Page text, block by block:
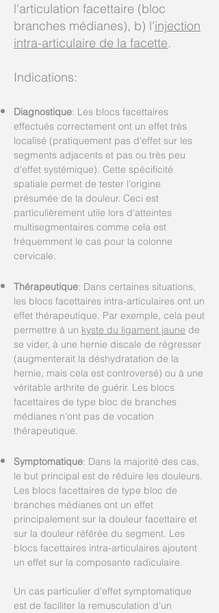
l'articulation facettaire (bloc
branches médianes), b) l'injection
intra-articulaire de la facette.
Indications:
Diagnostique: Les blocs facettaires
effectués correctement ont un effet très
localisé (pratiquement pas d'effet sur les
segments adjacents et pas ou très peu
d'effet systémique). Cette spécificité
spatiale permet de tester l'origine
présumée de la douleur. Ceci est
particulièrement utile lors d'atteintes
multisegmentaires comme cela est
fréquemment le cas pour la colonne
cervicale.
Thérapeutique: Dans certaines situations,
les blocs facettaires intra-articulaires ont un
effet thérapeutique. Par exemple, cela peut
permettre à un kyste du ligament jaune de
se vider, à une hernie discale de régresser
(augmenterait la déshydratation de la
hernie, mais cela est controversé) ou à une
véritable arthrite de guérir. Les blocs
facettaires de type bloc de branches
médianes n'ont pas de vocation
thérapeutique.
Symptomatique: Dans la majorité des cas,
le but principal est de réduire les douleurs.
Les blocs facettaires de type bloc de
branches médianes ont un effet
principalement sur la douleur facettaire et
sur la douleur référée du segment. Les
blocs facettaires intra-articulaires ajoutent
un effet sur la composante radiculaire.
Un cas particulier d'effet symptomatique
est de faciliter la remusculation d'un